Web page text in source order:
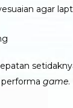
agar
game.